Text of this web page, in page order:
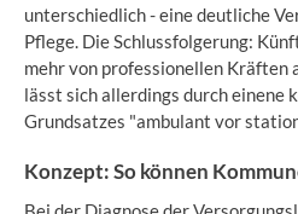
unterschiedlich - eine deutliche
Pflege. Die Schlussfolgerung:
mehr von professionellen Kräften
lässt sich allerdings durch einene
Grundsatzes "ambulant vor
Konzept: So können